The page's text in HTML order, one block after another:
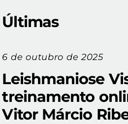
Últimas
6 de outubro de 2025
Leishmaniose
treinamento
Vitor Márcio